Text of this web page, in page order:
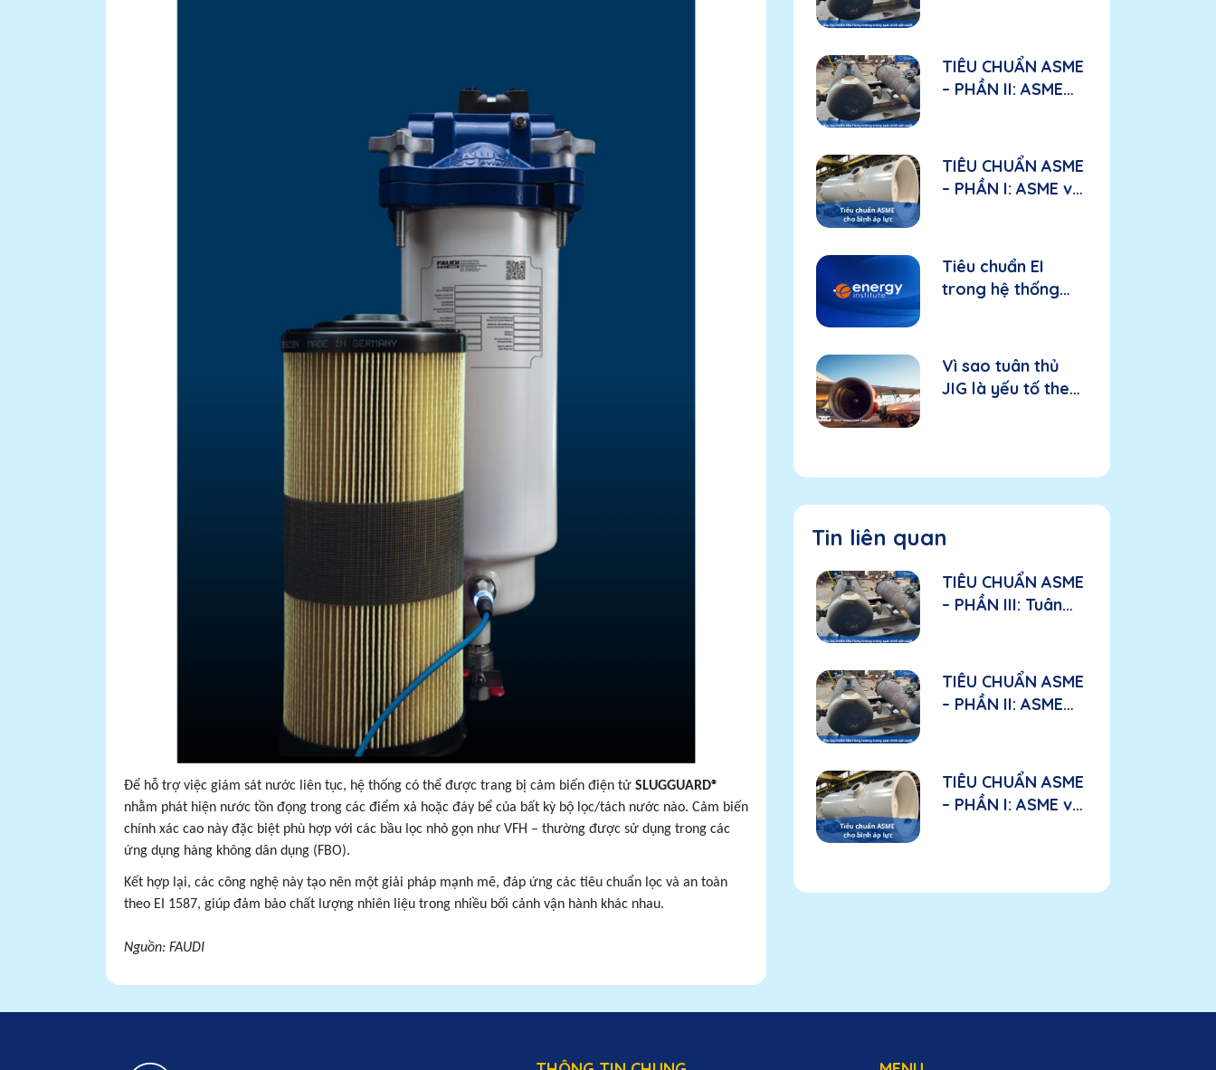
Để hỗ trợ việc giám sát nước liên tục, hệ thống có thể được trang bị cảm biến điện tử SLUGGUARD®
nhằm phát hiện nước tồn đọng trong các điểm xả hoặc đáy bể của bất kỳ bộ lọc/tách nước nào. Cảm biến
chính xác cao này đặc biệt phù hợp với các bầu lọc nhỏ gọn như VFH – thường được sử dụng trong các
ứng dụng hàng không dân dụng (FBO).
Kết hợp lại, các công nghệ này tạo nên một giải pháp mạnh mẽ, đáp ứng các tiêu chuẩn lọc và an toàn
theo EI 1587, giúp đảm bảo chất lượng nhiên liệu trong nhiều bối cảnh vận hành khác nhau.
Nguồn: FAUDI
tố cần đánh giá
đối với nhà sản
xuất
TIÊU CHUẨN ASME
– PHẦN II: ASME
lọc nhiên liệu hàng
không?
TIÊU CHUẨN ASME
– PHẦN I: ASME và
áp lực
Tiêu chuẩn EI
trong hệ thống
cho thiết bị và
hiệu suất
Vì sao tuân thủ
JIG là yếu tố then
Tin liên quan
TIÊU CHUẨN ASME
– PHẦN III: Tuân
tố cần đánh giá
đối với nhà sản
xuất
TIÊU CHUẨN ASME
– PHẦN II: ASME
lọc nhiên liệu hàng
không?
TIÊU CHUẨN ASME
– PHẦN I: ASME và